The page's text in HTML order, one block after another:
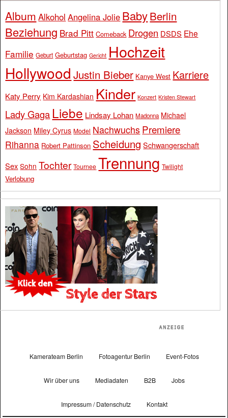
Album Alkohol Angelina Jolie BabyBerlin
Beziehung Brad Pitt Comeback Drogen DSDS Ehe
Familie Geburt Geburtstag Gericht Hochzeit
Hollywood Justin Bieber Kanye West Karriere
Katy Perry Kim Kardashian Kinder Konzert Kristen Stewart
Lady Gaga Liebe Lindsay Lohan Madonna Michael
Jackson Miley Cyrus Model Nachwuchs Premiere
Rihanna Robert Pattinson Scheidung Schwangerschaft
Sex Sohn Tochter Tournee Trennung Twilight
Verlobung
Kamerateam Berlin Fotoagentur Berlin Event-Fotos
Wir über uns Mediadaten B2B Jobs
Impressum / Datenschutz Kontakt